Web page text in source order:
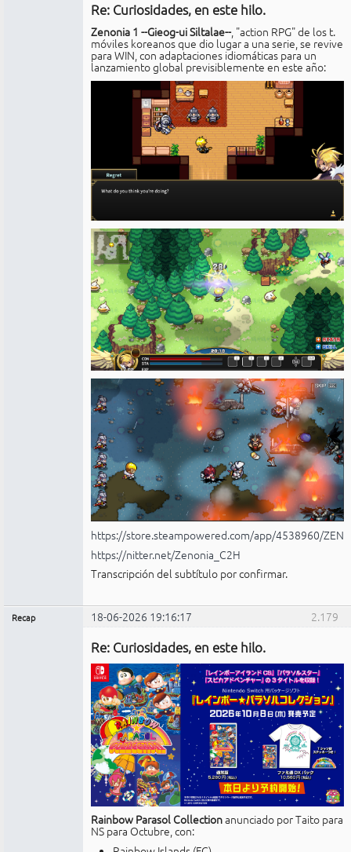
Re: Curiosidades, en este hilo.
Zenonia 1 --Gieog-ui Siltalae--, "action RPG" de los t.
móviles koreanos que dio lugar a una serie, se revive
para WIN, con adaptaciones idiomáticas para un
lanzamiento global previsiblemente en este año:
https://store.steampowered.com/app/4538960/
https://nitter.net/Zenonia_C2H
Transcripción del subtítulo por confirmar.
2.179
Recap 18-06-2026 19:16:17
Re: Curiosidades, en este hilo.
Rainbow Parasol Collectionanunciado por Taito para
NS para Octubre, con: